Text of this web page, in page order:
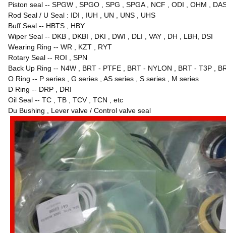
Piston seal -- SPGW , SPGO , SPG , SPGA , NCF , ODI , OHM ,
Rod Seal / U Seal : IDI , IUH , UN , UNS , UHS
Buff Seal -- HBTS , HBY
Wiper Seal -- DKB , DKBI , DKI , DWI , DLI , VAY , DH , LBH, DSI
Wearing Ring -- WR , KZT , RYT
Rotary Seal -- ROI , SPN
Back Up Ring -- N4W , BRT - PTFE , BRT - NYLON , BRT - T3P ,
O Ring -- P series , G series , AS series , S series , M series
D Ring -- DRP , DRI
Oil Seal -- TC , TB , TCV , TCN , etc
Du Bushing , Lever valve / Control valve seal